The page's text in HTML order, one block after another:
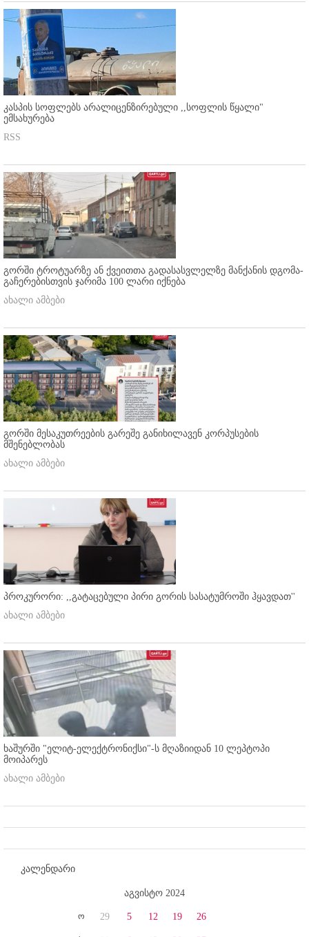
კასპის სოფლებს არალიცენზირებული ,,სოფლის წყალი"
ემსახურება
RSS
გორში ტროტუარზე ან ქვეითთა გადასასვლელზე მანქანის დგომა-
გაჩერებისთვის ჯარიმა 100 ლარი იქნება
ახალი ამბები
გორში მესაკუთრეების გარეშე განიხილავენ კორპუსების
მშენებლობას
ახალი ამბები
პროკურორი: ,,გატაცებული პირი გორის სასატუმროში ჰყავდათ''
ახალი ამბები
ხაშურში "ელიტ-ელექტრონიქსი"-ს მღაზიიდან 10 ლეპტოპი
მოიპარეს
ახალი ამბები
კალენდარი
აგვისტო 2024
ო 29 5 12 19 26